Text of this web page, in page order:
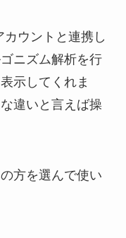
ウントと連携し
ニズム解析を行
示してくれま
違いと言えば操
方を選んで使い